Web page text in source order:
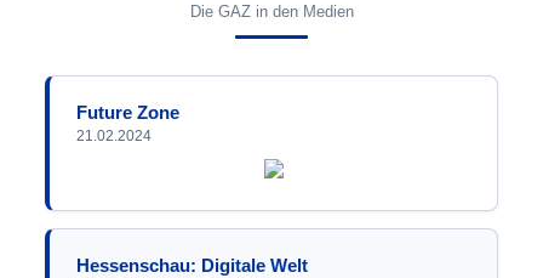
Die GAZ in den Medien
Future Zone
21.02.2024
Hessenschau: Digitale Welt